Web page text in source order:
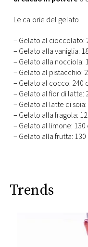
Le calorie del gelato
– Gelato al cioccolato:
– Gelato alla vaniglia:
– Gelato alla nocciola:
– Gelato al pistacchio:
– Gelato al cocco: 240
– Gelato al fior di latte:
– Gelato al latte di
– Gelato alla fragola:
– Gelato al limone:
– Gelato alla frutta:
Trends